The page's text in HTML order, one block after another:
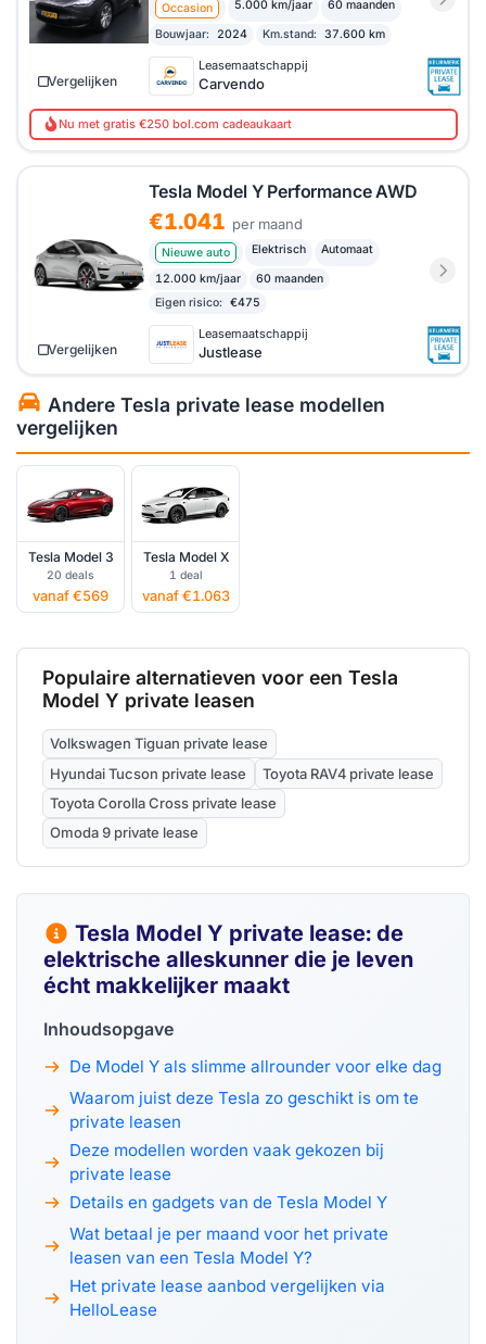
Occasion 5.000 km/jaar 60 maanden
Bouwjaar: 2024 Km.stand: 37.600 km
Leasemaatschappij
Carvendo
Vergelijken
Nu met gratis €250 bol.com cadeaukaart
Tesla Model Y Performance AWD
€1.041 per maand
Nieuwe auto Elektrisch Automaat
12.000 km/jaar
60 maanden
Eigen risico:
€475
Leasemaatschappij
Justlease
Vergelijken
Andere Tesla private lease modellen
vergelijken
Tesla Model 3
20 deals
vanaf €569
Tesla Model X
1 deal
vanaf €1.063
Populaire alternatieven voor een Tesla
Model Y private leasen
Volkswagen Tiguan private lease
Hyundai Tucson private lease
Toyota RAV4 private lease
Toyota Corolla Cross private lease
Omoda 9 private lease
Tesla Model Y private lease: de
elektrische alleskunner die je leven
écht makkelijker maakt
Inhoudsopgave
De Model Y als slimme allrounder voor elke dag
Waarom juist deze Tesla zo geschikt is om te
private leasen
Deze modellen worden vaak gekozen bij
private lease
Details en gadgets van de Tesla Model Y
Wat betaal je per maand voor het private
leasen van een Tesla Model Y?
Het private lease aanbod vergelijken via
HelloLease